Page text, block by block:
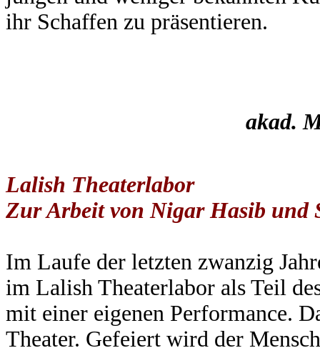
ihr Schaffen zu präsentieren.
akad.
Lalish Theaterlabor
Zur Arbeit von Nigar Hasib und
Im Laufe der letzten zwanzig
im Lalish Theaterlabor als Teil
mit einer eigenen Performance.
Theater. Gefeiert wird der